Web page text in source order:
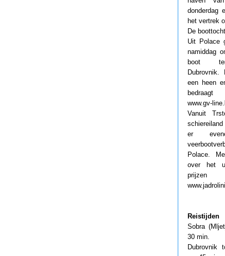
donderdag
het vertrek
De
Uit Polace
namiddag
boot
een heen
www.gv-
Vanuit
er
Polace.
over het
Reistijden
Sobra
30 min.
Dubrovnik